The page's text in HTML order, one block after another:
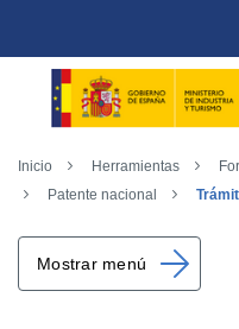
Inicio Herramientas
Patente nacional
Mostrar menú